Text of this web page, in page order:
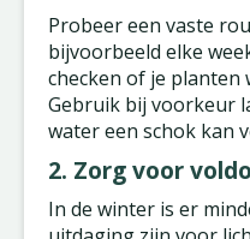
Probeer een vaste
bijvoorbeeld elke
checken of je planten
Gebruik bij voorkeur
water een schok kan
2. Zorg voor
In de winter is er